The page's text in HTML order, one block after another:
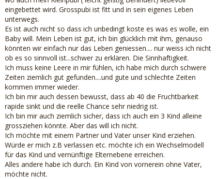
eingebettet wird. Grosspubi ist fitt und in sein eigenes Leben
unterwegs.
Es ist auch nicht so dass ich unbedingt koste es was es wolle, ein
Baby will. Mein Leben ist gut, ich bin glücklich mit ihm, genauso
könnten wir einfach nur das Leben geniessen.... nur weiss ich nicht
ob es so sinnvoll ist...schwer zu erklären. Die Sinnhaftigkeit.
Ich muss keine Leere in mir fühlen, ich habe mich durch schwere
Zeiten ziemlich gut gefunden....und gute und schlechte Zeiten
kommen immer wieder.
Ich bin mir auch dessen bewusst, dass ab 40 die Fruchtbarkeit
rapide sinkt und die reelle Chance sehr niedrig ist.
Ich bin mir auch ziemlich sicher, dass ich auch ein 3 Kind alleine
grossziehen könnte. Aber das will ich nicht.
Ich möchte mit einem Partner und Vater unser Kind erziehen.
Würde er mich z.B verlassen etc. möchte ich ein Wechselmodell
für das Kind und vernünftige Elternebene erreichen.
Alles andere habe ich durch. Ein Kind von vornerein ohne Vater,
möchte nicht.